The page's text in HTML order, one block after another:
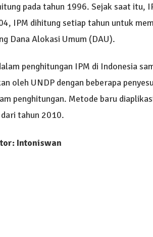
pada tahun 1996. Sejak saat itu,
IPM dihitung setiap tahun untuk
Dana Alokasi Umum (DAU).
penghitungan IPM di Indonesia
oleh UNDP dengan beberapa
penghitungan. Metode baru
tahun 2010.
Intoniswan